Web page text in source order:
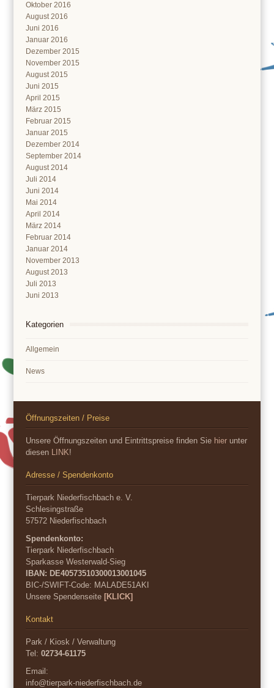
Oktober 2016
August 2016
Juni 2016
Januar 2016
Dezember 2015
November 2015
August 2015
Juni 2015
April 2015
März 2015
Februar 2015
Januar 2015
Dezember 2014
September 2014
August 2014
Juli 2014
Juni 2014
Mai 2014
April 2014
März 2014
Februar 2014
Januar 2014
November 2013
August 2013
Juli 2013
Juni 2013
Kategorien
Allgemein
News
Öffnungszeiten / Preise
Unsere Öffnungszeiten und Eintrittspreise finden Sie hier unter
diesen LINK!
Adresse / Spendenkonto
Tierpark Niederfischbach e. V.
Schlesingstraße
57572 Niederfischbach
Spendenkonto:
Tierpark Niederfischbach
Sparkasse Westerwald-Sieg
IBAN: DE40573510300013001045
BIC-/SWIFT-Code: MALADE51AKI
Unsere Spendenseite [KLICK]
Kontakt
Park / Kiosk / Verwaltung
Tel:02734-61175
Email:
info@tierpark-niederfischbach.de